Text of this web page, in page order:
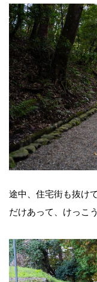
途中、住宅街も抜け
だけあって、けっこ